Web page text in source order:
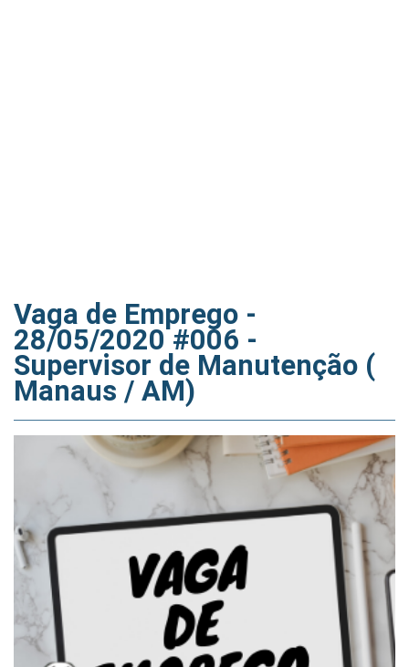
Vaga de Emprego -
28/05/2020 #006 -
Supervisor de Manutenção (
Manaus / AM)